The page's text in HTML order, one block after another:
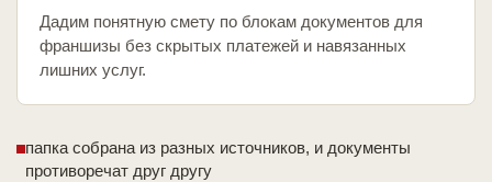
Дадим понятную смету по блокам документов для
франшизы без скрытых платежей и навязанных
лишних услуг.
папка собрана из разных источников, и документы
противоречат друг другу